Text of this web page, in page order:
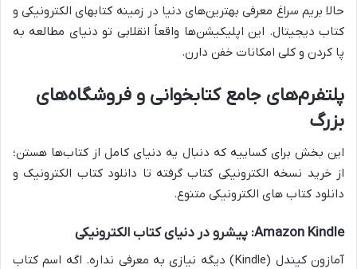
حالا بریم سراغ معرفی بهترین‌های دنیا در زمینه کتابهای الکترونیکی و
کتاب دیجیتال. این اپلیکیشن‌ها واقعاً انقلابی تو دنیای مطالعه به
پا کردن و کلی امکانات خفن دارن.
پلتفرم‌های جامع کتابخوانی و فروشگاه‌های
بزرگ
این بخش برای کساییه که دنبال یه دنیای کامل از کتاب‌ها هستن؛
از خرید نسخه الکترونیکی کتاب گرفته تا دانلود کتاب الکترونیک و
دانلود کتاب های الکترونیکی متنوع.
Amazon Kindle: پیشرو در دنیای کتاب الکترونیکی
آمازون کیندل (Kindle) دیگه نیازی به معرفی نداره. اگه اسم کتاب